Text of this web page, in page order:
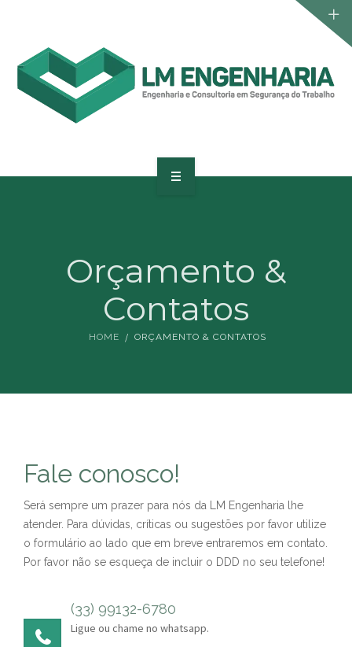
NOTÍCIAS
ORÇAMENTO & CONTATOS
SERVIÇOSOrçamento &
Contatos
HOME ORÇAMENTO & CONTATOS
Fale conosco!
Será sempre um prazer para nós da LM Engenharia lhe
atender. Para dúvidas, críticas ou sugestões por favor utilize
o formulário ao lado que em breve entraremos em contato.
Por favor não se esqueça de incluir o DDD no seu telefone!
(33) 99132-6780
Ligue ou chame no whatsapp.